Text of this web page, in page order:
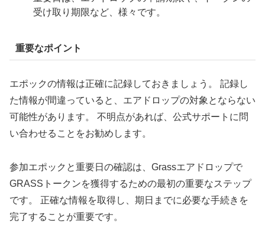
受け取り期限など、様々です。
重要なポイント
エポックの情報は正確に記録しておきましょう。 記録し
た情報が間違っていると、エアドロップの対象とならない
可能性があります。 不明点があれば、公式サポートに問
い合わせることをお勧めします。
参加エポックと重要日の確認は、Grassエアドロップで
GRASSトークンを獲得するための最初の重要なステップ
です。 正確な情報を取得し、期日までに必要な手続きを
完了することが重要です。